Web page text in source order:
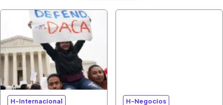
H-Internacional H-Negocios